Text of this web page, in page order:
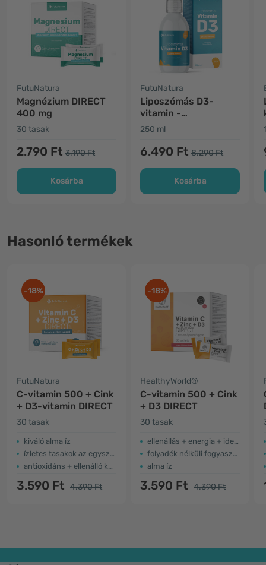
FutuNatura
Magnézium DIRECT
400 mg
30 tasak
2.790 Ft 3.190 Ft
Kosárba
FutuNatura
Liposzómás D3-
vitamin -
immunrendszer
250 ml
6.490 Ft 8.290 Ft
Kosárba
Hasonló termékek
-18%
FutuNatura
C-vitamin 500 + Cink
+ D3-vitamin DIRECT
30 tasak
kiváló alma íz
ízletes tasakok az egyszerű használat érdekében
antioxidáns + ellenálló képesség + energia
3.590 Ft 4.390 Ft
-18%
HealthyWorld®
C-vitamin 500 + Cink
+ D3 DIRECT
30 tasak
ellenállás + energia + idegrendszer
folyadék nélküli fogyasztás
alma íz
3.590 Ft 4.390 Ft